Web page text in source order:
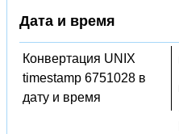
Дата и время
Конвертация UNIX
timestamp 6751028 в
дату и время